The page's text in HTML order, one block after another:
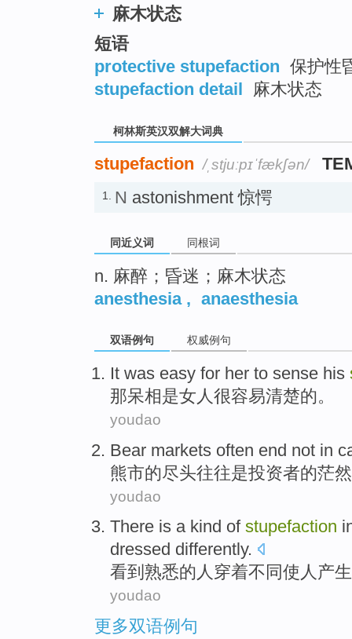
麻木状态
短语
protective stupefaction 保护性
stupefaction detail
麻木状态
柯林斯英汉双解大词典
stupefaction /ˌstjuːpɪˈfækʃən/
1. N astonishment 惊愕
同近义词 同根词
n. 麻醉；昏迷；麻木状态
anesthesia, anaesthesia
双语例句 权威例句
It was easy for her to sense his
那呆相是女人 很容易清楚的。
youdao
Bear markets often end not in
熊市的尽头往往是投资者的茫
youdao
There is a kind of stupefaction
dressed differently.
看到 熟悉的 人 穿着不同使人产生
youdao
更多双语例句